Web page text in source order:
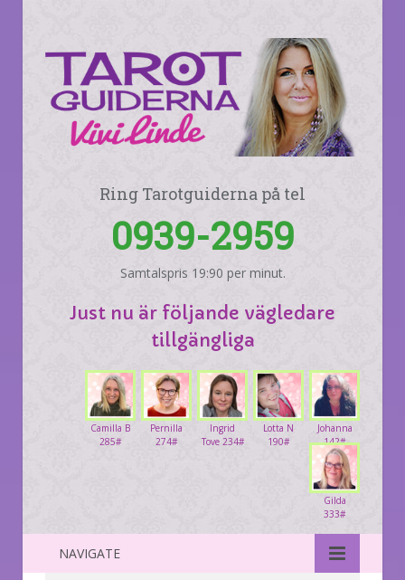
Ring Tarotguiderna på tel
0939-2959
Samtalspris 19:90 per minut.
Just nu är följande vägledare
tillgängliga
Johanna
142#
Lotta N
190#
Ingrid
Tove 234#
Pernilla
274#
Camilla B
285#
Gilda
333#
NAVIGATE